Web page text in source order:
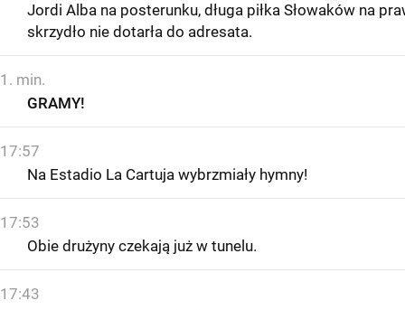
Jordi Alba na posterunku, długa piłka Słowaków na
skrzydło nie dotarła do adresata.
1. min.
GRAMY!
17:57
Na Estadio La Cartuja wybrzmiały hymny!
17:53
Obie drużyny czekają już w tunelu.
17:43